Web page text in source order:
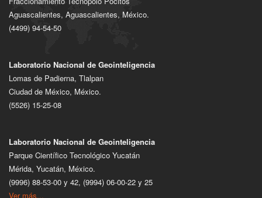
Aguascalientes, Aguascalientes, México.
(4499) 94-54-50
Laboratorio Nacional de Geointeligencia
Lomas de Padierna, Tlalpan
Ciudad de México, México.
(5526) 15-25-08
Laboratorio Nacional de Geointeligencia
Parque Científico Tecnológico Yucatán
Mérida, Yucatán, México.
(9996) 88-53-00 y 42, (9994) 06-00-22 y 25
Ver más...